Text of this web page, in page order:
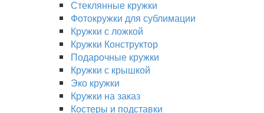
Стеклянные кружки
Фотокружки для сублимации
Кружки с ложкой
Кружки Конструктор
Подарочные кружки
Кружки с крышкой
Эко кружки
Кружки на заказ
Костеры и подставки